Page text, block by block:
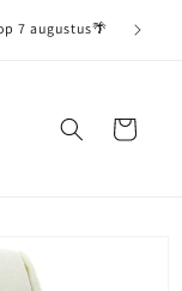
7 augustus🌴
Winkelwagen